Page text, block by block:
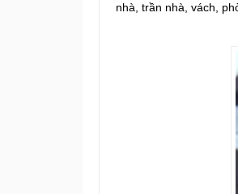
nhà, trần nhà, vách,